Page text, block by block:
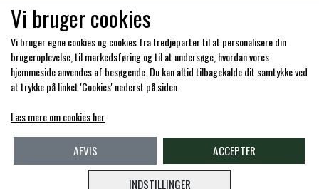
TKO
WAHLSTEN
WALSH
Hos os kan du betale med:
Vi bruger cookies
Vi bruger egne cookies og cookies fra tredjeparter til at personalisere din
brugeroplevelse, til markedsføring og til at undersøge, hvordan vores
hjemmeside anvendes af besøgende. Du kan altid tilbagekalde dit samtykke ved
at trykke på linket 'Cookies' nederst på siden.
Læs mere om cookies her
INDSTILLINGER
AFVIS ACCEPTER